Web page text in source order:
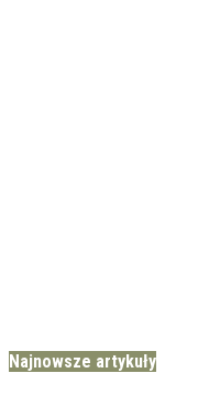
Najnowsze artykuły